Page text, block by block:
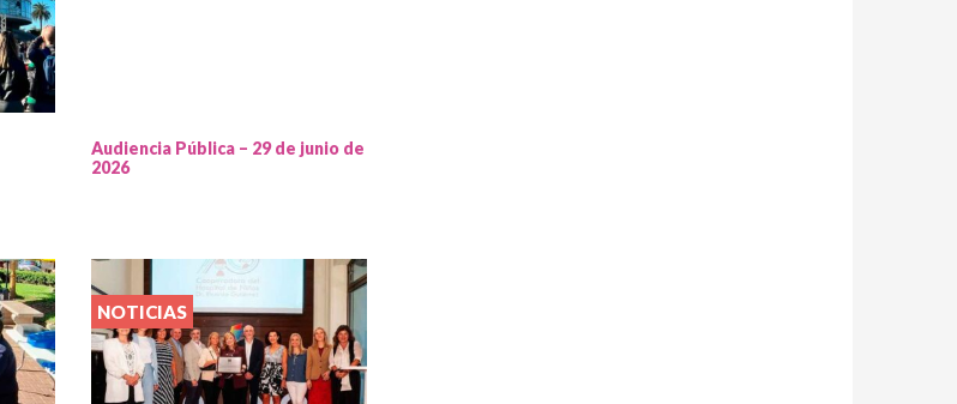
Audiencia Pública – 29 de junio de
2026
NOTICIAS